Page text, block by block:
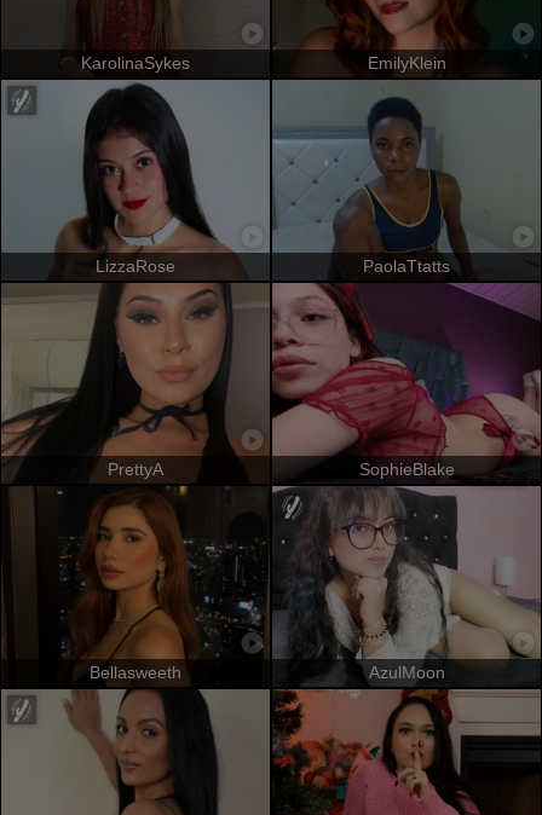
KarolinaSykes EmilyKlein
LizzaRose PaolaTtatts
PrettyA SophieBlake
Bellasweeth AzulMoon